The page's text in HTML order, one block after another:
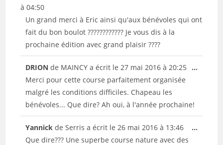
à 04:50
Un grand merci à Eric ainsi qu'aux bénévoles qui ont
fait du bon boulot ???????????? Je vous dis à la
prochaine édition avec grand plaisir ????
boîte
DRIONde MAINCY a écrit le 27 mai 2016 à 20:25
Merci pour cette course parfaitement organisée
malgré les conditions difficiles. Chapeau les
bénévoles... Que dire? Ah oui, à l'année prochaine!
...Ouvrir/
Yannickde Serris a écrit le 26 mai 2016 à 13:46
Que dire??? Une superbe course nature avec des
...Ouvrir/